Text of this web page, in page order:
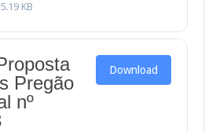
KB
Pregão
nº
Download